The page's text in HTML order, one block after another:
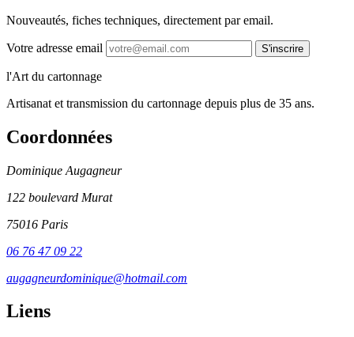
Nouveautés, fiches techniques, directement par email.
Votre adresse email S'inscrire
l'Art du cartonnage
Artisanat et transmission du cartonnage depuis plus de 35 ans.
Coordonnées
Dominique Augagneur
122 boulevard Murat
75016 Paris
06 76 47 09 22
augagneurdominique@hotmail.com
Liens